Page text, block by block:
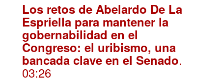
Los retos de Abelardo De La
Espriella para mantener la
gobernabilidad en el
Congreso: el uribismo, una
bancada clave en el Senado.
03:26